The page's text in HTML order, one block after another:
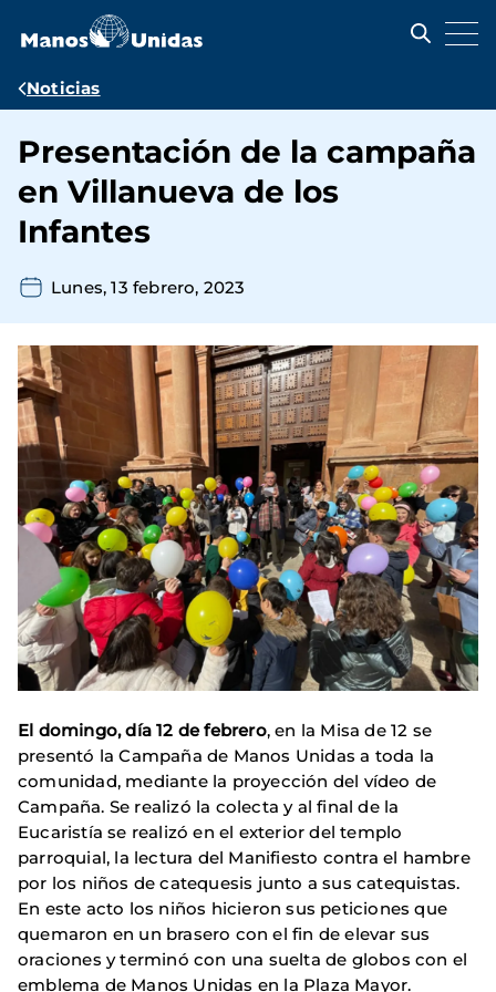
contenido
Ruta
navegación
Noticias
Presentación de la campaña
en Villanueva de los
Infantes
Lunes, 13 febrero, 2023
El domingo, día 12 de febrero, en la Misa de 12 se
presentó la Campaña de Manos Unidas a toda la
comunidad, mediante la proyección del vídeo de
Campaña. Se realizó la colecta y al final de la
Eucaristía se realizó en el exterior del templo
parroquial, la lectura del Manifiesto contra el hambre
por los niños de catequesis junto a sus catequistas.
En este acto los niños hicieron sus peticiones que
quemaron en un brasero con el fin de elevar sus
oraciones y terminó con una suelta de globos con el
emblema de Manos Unidas en la Plaza Mayor.